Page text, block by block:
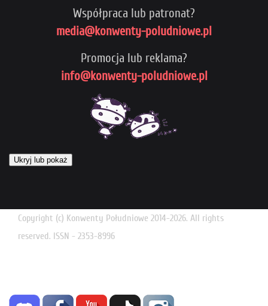
Współpraca lub patronat?
media@konwenty-poludniowe.pl
Promocja lub reklama?
info@konwenty-poludniowe.pl
Ukryj lub pokaż
Copyright (c) Konwenty Południowe 2014-2026. All rights
reserved. ISSN - 2353-8996